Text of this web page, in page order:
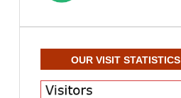
OUR VISIT STATISTICS